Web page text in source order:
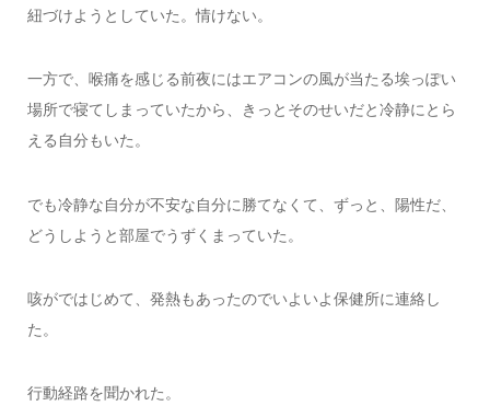
紐づけようとしていた。情けない。
一方で、喉痛を感じる前夜にはエアコンの風が当たる埃っぽい
場所で寝てしまっていたから、きっとそのせいだと冷静にとら
える自分もいた。
でも冷静な自分が不安な自分に勝てなくて、ずっと、陽性だ、
どうしようと部屋でうずくまっていた。
咳がではじめて、発熱もあったのでいよいよ保健所に連絡し
た。
行動経路を聞かれた。